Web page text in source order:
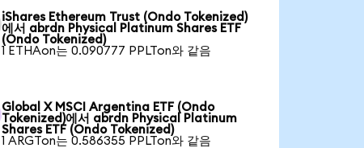
iShares Ethereum Trust (Ondo Tokenized)
에서 abrdn Physical Platinum Shares ETF
(Ondo Tokenized)
1 ETHAon는 0.090777 PPLTon와 같음
Global X MSCI Argentina ETF (Ondo
Tokenized)에서 abrdn Physical Platinum
Shares ETF (Ondo Tokenized)
1 ARGTon는 0.586355 PPLTon와 같음